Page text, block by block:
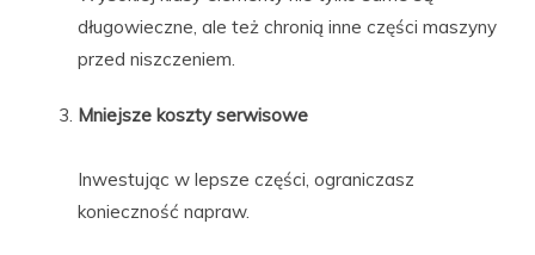
długowieczne, ale też chronią inne części maszyny
przed niszczeniem.
Mniejsze koszty serwisowe
Inwestując w lepsze części, ograniczasz
konieczność napraw.